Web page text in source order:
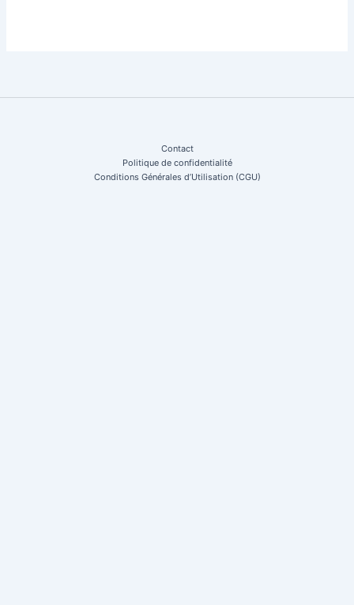
Contact
Politique de confidentialité
Conditions Générales d’Utilisation (CGU)